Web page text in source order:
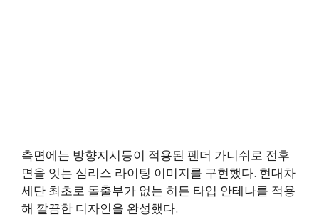
측면에는 방향지시등이 적용된 펜더 가니쉬로 전후
면을 잇는 심리스 라이팅 이미지를 구현했다. 현대차
세단 최초로 돌출부가 없는 히든 타입 안테나를 적용
해 깔끔한 디자인을 완성했다.